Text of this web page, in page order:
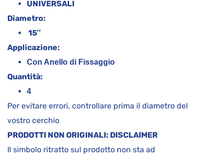
UNIVERSALI
Diametro:
15″
Applicazione:
Con Anello di Fissaggio
Quantità:
4
Per evitare errori, controllare prima il diametro del
vostro cerchio
PRODOTTI NON ORIGINALI: DISCLAIMER
Il simbolo ritratto sul prodotto non sta ad